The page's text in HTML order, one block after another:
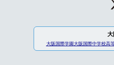
大
大阪国際学園大阪国際中学校高